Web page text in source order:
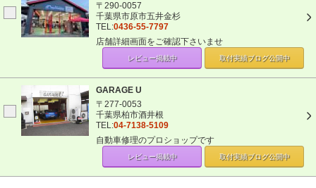
〒290-0057
千葉県市原市五井金杉
TEL:0436-55-7797
店舗詳細画面をご確認下さいませ
レビュー掲載中 取付実績ブログ公開中
GARAGE U
〒277-0053
千葉県柏市酒井根
TEL:04-7138-5109
自動車修理のプロショップです
レビュー掲載中 取付実績ブログ公開中